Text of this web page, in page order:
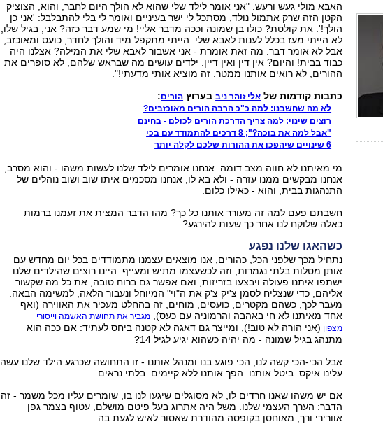
האבא מולי געש ורעש. "אני אומר לילד שלי שהוא לא הולך היום לחבר, והוא, הצוציק
הקטן הזה שרק אתמול נולד, מסתכל לי ישר בעיניים ואומר לי בלי להתבלבל: 'אני כן
הולך!'. את קולטת? כולו בן שמונה וככה מדבר אליי! מי שמע דבר כזה? אני, בגיל שלו,
לא הייתי מעז בכלל לענות לאבא שלי. הייתי מתקפל מיד והולך לחדר, כועס ומאוכזב,
אבל לא אומר דבר. מה זאת אומרת - אני אשבור לאבא שלי את המילה? אצלנו היה
כבוד בבית! והיום? אין דין ואין דיין. ילדים עושים מה שבראש שלהם, לא סופרים את
ההורים, לא רואים אותנו ממטר. זה מוציא אותי מדעתי!".
כתבות קודמות של אלי זוהר ניבבערוץ הורים:
לא מה שחשבנו: למה כ"כ הרבה הורים מאוכזבים?
רוצים שינוי: למה צריך הדרכת הורים לכולם - בחינם
"אבל למה את בוכה?"; 8 דרכים להתמודד עם בכי
6 שינויים שיהפכו את ההורות שלכם לקלה יותר
מי מאיתנו לא חווה מצב דומה: אנחנו אומרים לילד שלנו לעשות משהו - והוא מסרב;
אנחנו מבקשים ממנו עזרה - ולא בא לו; אנחנו מסכמים איתו שוב ושוב נוהלים של
התנהגות בבית, והוא - כאילו כלום.
חשבתם פעם למה זה מעורר אותנו כל כך? מהו הדבר המצית את זעמנו ברמות
כאלה שלוקח לנו אחר כך שעות להירגע?
כשהאגו שלנו נפגע
נתחיל מכך שלפני הכל, כהורים, אנו מוצאים עצמנו מתמודדים בכל יום מחדש עם
אותן מטלות בלתי נגמרות, וזה לכשעצמו מתיש ומעייף. היינו רוצים שהילדים שלנו
ישתפו איתנו פעולה ויבצעו בזריזות, ואם אפשר גם ברוח טובה, את כל מה שקשור
אליהם, כדי שנצליח לסמן צ'יק צ'ק את ה"וי" המיוחל ונעבור הלאה, למשימה הבאה.
מעבר לכך, כשהם מקטרים, כועסים, מוחים, זה בהחלט מעכיר את האווירה (ואף
אחד מאיתנו לא חי באהבה והרמוניה עם כעס), מגביר את תחושת האשמה וייסורי
מצפון (אני הורה לא טוב!), ומייצר גם דאגה לא קטנה ביחס לעתיד: אם ככה הוא
מתנהג בגיל שמונה - מה יהיה כשהוא יגיע לגיל 14?
אבל הכי-הכי קשה לנו, הכי פוגע בנו ומנהל אותנו - זו התחושה שכרגע הילד שלנו עשה
עלינו איקס. ביטל אותנו. הפך אותנו ללא קיימים. בלתי נראים.
אם יש משהו שאנו חרדים לו, לא מסוגלים שיגעו לנו בו, שומרים עליו מכל משמר - זה
הדבר: הערך העצמי שלנו. משל היה אתרוג בעל פיטם מושלם, עטוף בצמר גפן
אוורירי ורך, מאוחסן בקופסה מהודרת שאסור לאיש לגעת בה.